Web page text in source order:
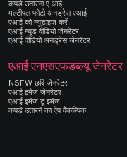
कपड़े उतारना ए.आई
मल्टीपल फोटो अनड्रेस एआई
एआई को न्यूडाइज़ करें
एआई न्यूड वीडियो जेनरेटर
एआई वीडियो अनड्रेस जेनरेटर
एआई एनएसएफडब्ल्यू जेनरेटर
NSFW छवि जेनरेटर
एआई इमेज जेनरेटर
एआई इमेज टू इमेज
कपड़े उतारने का ऐप वैकल्पिक